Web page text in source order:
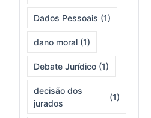
Dados Pessoais (1)
dano moral (1)
Debate Jurídico (1)
decisão dos
jurados
(1)